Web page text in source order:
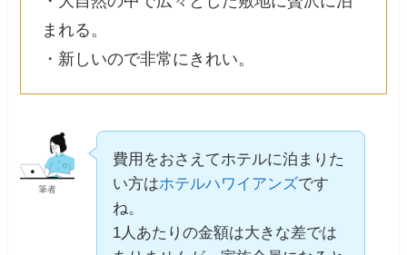
まれる。
・新しいので非常にきれい。
筆者
費用をおさえてホテルに泊まりた
い方はホテルハワイアンズです
ね。
1人あたりの金額は大きな差では